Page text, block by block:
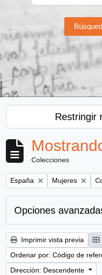
Restringir
Colecciones
Remove filter:
España Remove filter:
Mujeres
Opciones
Imprimir vista previa
Ordenar por: Código de
Dirección: Descendente